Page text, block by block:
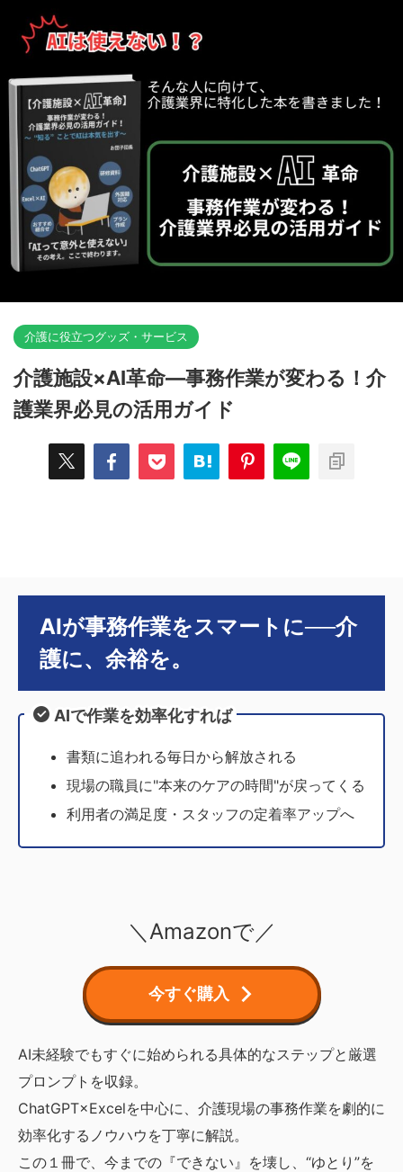
介護に役立つグッズ・サービス
介護施設×AI革命―事務作業が変わる！介
護業界必見の活用ガイド
AIが事務作業をスマートに──介
護に、余裕を。
AIで作業を効率化すれば
書類に追われる毎日から解放される
現場の職員に"本来のケアの時間"が戻ってくる
利用者の満足度・スタッフの定着率アップへ
＼Amazonで／
今すぐ購入
AI未経験でもすぐに始められる具体的なステップと厳選
プロンプトを収録。
ChatGPT×Excelを中心に、介護現場の事務作業を劇的に
効率化するノウハウを丁寧に解説。
この１冊で、今までの『できない』を壊し、“ゆとり”を